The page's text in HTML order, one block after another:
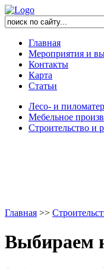
Главная
Мероприятия и
Контакты
Карта
Статьи
Лесо- и
Мебельное
Строительство и
Главная >>
Выбираем